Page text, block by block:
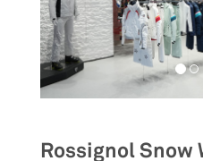
Rossignol Snow